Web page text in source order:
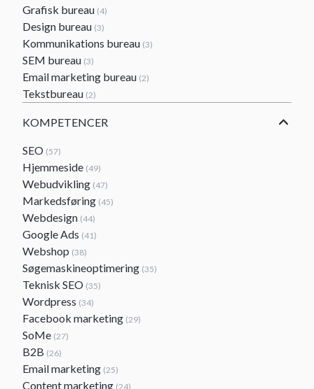
Grafisk bureau (4)
Design bureau (3)
Kommunikations bureau (3)
SEM bureau (3)
Email marketing bureau (2)
Tekstbureau (2)
KOMPETENCER
SEO (57)
Hjemmeside (49)
Webudvikling (47)
Markedsføring (45)
Webdesign (44)
Google Ads (41)
Webshop (38)
Søgemaskineoptimering (35)
Teknisk SEO (35)
Wordpress (34)
Facebook marketing (29)
SoMe (27)
B2B (26)
Email marketing (25)
Content marketing (24)